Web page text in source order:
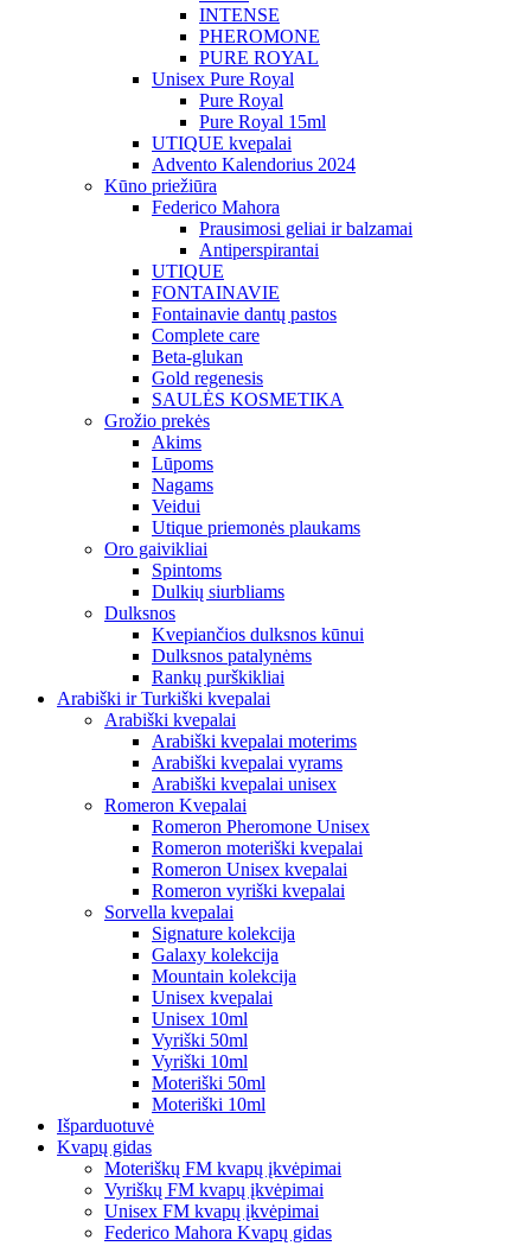
INTENSE
PHEROMONE
PURE ROYAL
Unisex Pure Royal
Pure Royal
Pure Royal 15ml
UTIQUE kvepalai
Advento Kalendorius 2024
Kūno priežiūra
Federico Mahora
Prausimosi geliai ir balzamai
Antiperspirantai
UTIQUE
FONTAINAVIE
Fontainavie dantų pastos
Complete care
Beta-glukan
Gold regenesis
SAULĖS KOSMETIKA
Grožio prekės
Akims
Lūpoms
Nagams
Veidui
Utique priemonės plaukams
Oro gaivikliai
Spintoms
Dulkių siurbliams
Dulksnos
Kvepiančios dulksnos kūnui
Dulksnos patalynėms
Rankų purškikliai
Arabiški ir Turkiški kvepalai
Arabiški kvepalai
Arabiški kvepalai moterims
Arabiški kvepalai vyrams
Arabiški kvepalai unisex
Romeron Kvepalai
Romeron Pheromone Unisex
Romeron moteriški kvepalai
Romeron Unisex kvepalai
Romeron vyriški kvepalai
Sorvella kvepalai
Signature kolekcija
Galaxy kolekcija
Mountain kolekcija
Unisex kvepalai
Unisex 10ml
Vyriški 50ml
Vyriški 10ml
Moteriški 50ml
Moteriški 10ml
Išparduotuvė
Kvapų gidas
Moteriškų FM kvapų įkvėpimai
Vyriškų FM kvapų įkvėpimai
Unisex FM kvapų įkvėpimai
Federico Mahora Kvapų gidas